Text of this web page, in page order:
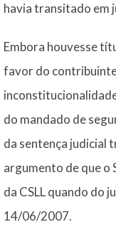
havia transitado em
Embora houvesse
favor do
do mandado de
da sentença judicial
argumento de que o
da CSLL quando do
14/06/2007.